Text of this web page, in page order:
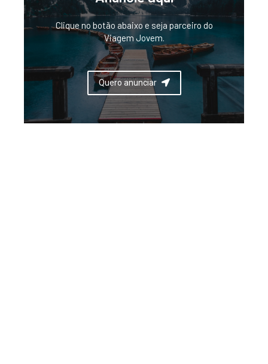
Clique no botão abaixo e seja parceiro do
Viagem Jovem.
Quero anunciar